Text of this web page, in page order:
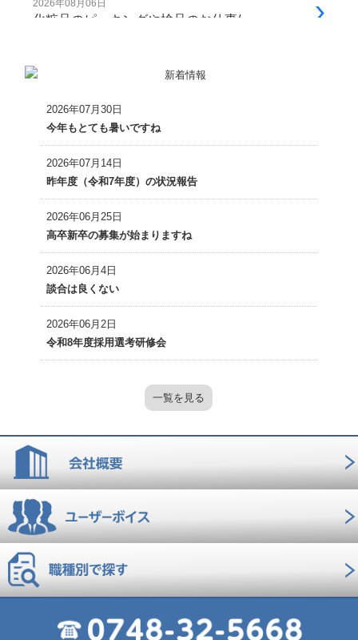
2026年07月30日
今年もとても暑いですね
2026年07月14日
昨年度（令和7年度）の状況報告
2026年06月25日
高卒新卒の募集が始まりますね
2026年06月4日
談合は良くない
2026年06月2日
令和8年度採用選考研修会
一覧を見る